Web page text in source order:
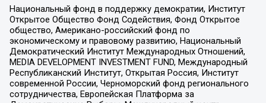
Национальный фонд в поддержку демократии, Институт
Открытое Общество Фонд Содействия, Фонд Открытое
общество, Американо-российский фонд по
экономическому и правовому развитию, Национальный
Демократический Институт Международных Отношений,
MEDIA DEVELOPMENT INVESTMENT FUND, Международный
Республиканский Институт, Открытая Россия, Институт
современной России, Черноморский фонд регионального
сотрудничества, Европейская Платформа за